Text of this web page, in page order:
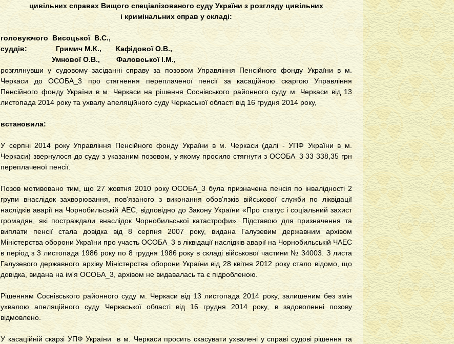
цивільних справах Вищого спеціалізованого суду України з розгляду цивільних
і кримінальних справ у складі:
головуючого Висоцької В.С.,
суддів: Гримич М.К., Кафідової О.В.,
Умнової О.В., Фаловської І.М.,
розглянувши у судовому засіданні справу за позовом Управління Пенсійного фонду України в м.
Черкаси до ОСОБА_3 про стягнення переплаченої пенсії за касаційною скаргою Управління
Пенсійного фонду України в м. Черкаси на рішення Соснівського районного суду м. Черкаси від 13
листопада 2014 року та ухвалу апеляційного суду Черкаської області від 16 грудня 2014 року,
встановила:
У серпні 2014 року Управління Пенсійного фонду України в м. Черкаси (далі - УПФ України в м.
Черкаси) звернулося до суду з указаним позовом, у якому просило стягнути з ОСОБА_3 33 338,35 грн
переплаченої пенсії.
Позов мотивовано тим, що 27 жовтня 2010 року ОСОБА_3 була призначена пенсія по інвалідності 2
групи внаслідок захворювання, пов'язаного з виконання обов'язків військової служби по ліквідації
наслідків аварії на Чорнобильській АЕС, відповідно доЗакону України «Про статус і соціальний захист
громадян, які постраждали внаслідок Чорнобильської катастрофи». Підставою для призначення та
виплати пенсії стала довідка від 8 серпня 2007 року, видана Галузевим державним архівом
Міністерства оборони України про участь ОСОБА_3 в ліквідації наслідків аварії на Чорнобильській ЧАЕС
в період з 3 листопада 1986 року по 8 грудня 1986 року в складі військової частини № 34003. З листа
Галузевого державного архіву Міністерства оборони України від 28 квітня 2012 року стало відомо, що
довідка, видана на ім'я ОСОБА_3, архівом не видавалась та є підробленою.
Рішенням Соснівського районного суду м. Черкаси від 13 листопада 2014 року, залишеним без змін
ухвалою апеляційного суду Черкаської області від 16 грудня 2014 року, в задоволенні позову
відмовлено.
У касаційній скарзі УПФ України в м. Черкаси просить скасувати ухвалені у справі судові рішення та